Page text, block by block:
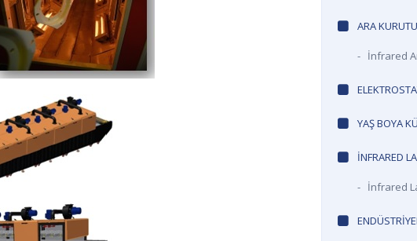
ARA
- İnfrared
YAŞ BOYA
INFRARED
- İnfrared